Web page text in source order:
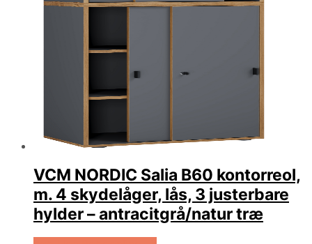
VCM NORDIC Salia B60 kontorreol,
m. 4 skydelåger, lås, 3 justerbare
hylder – antracitgrå/natur træ